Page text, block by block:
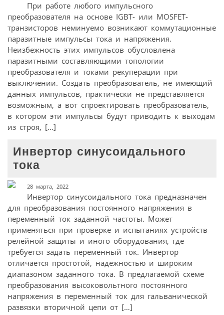
При работе любого импульсного
преобразователя на основе IGBT- или MOSFET-
транзисторов неминуемо возникают коммутационные
паразитные импульсы тока и напряжения.
Неизбежность этих импульсов обусловлена
паразитными составляющими топологии
преобразователя и токами рекуперации при
выключении. Создать преобразователь, не имеющий
данных импульсов, практически не представляется
возможным, а вот спроектировать преобразователь,
в котором эти импульсы будут приводить к выходам
из строя, […]
Инвертор синусоидального
тока
28 марта, 2022
Инвертор синусоидального тока предназначен
для преобразования постоянного напряжения в
переменный ток заданной частоты. Может
применяться при проверке и испытаниях устройств
релейной защиты и иного оборудования, где
требуется задать переменный ток. Инвертор
отличается простотой, надежностью и широким
диапазоном заданного тока. В предлагаемой схеме
преобразования высоковольтного постоянного
напряжения в переменный ток для гальванической
развязки вторичной цепи от […]